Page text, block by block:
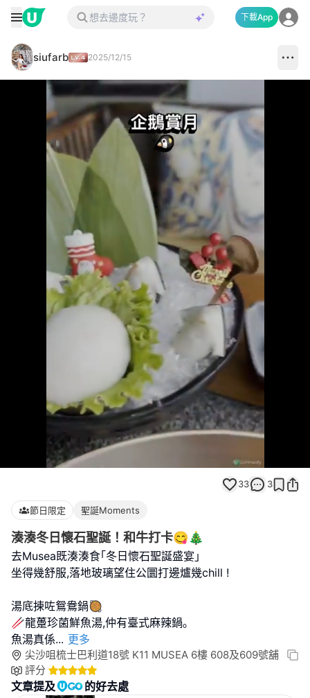
下載App
siufarb 2025/12/15
100.00%
33 3
節日限定 聖誕Moments
湊湊冬日懷石聖誕！和牛打卡😋🎄
去Musea既湊湊食｢冬日懷石聖誕盛宴｣
坐得幾舒服,落地玻璃望住公圜打邊爐幾chill !
湯底揀咗鴛鴦鍋🥘
🥢龍躉珍菌鮮魚湯,仲有臺式麻辣鍋｡
魚湯真係... 更多
尖沙咀梳士巴利道18號 K11 MUSEA 6樓 608及609號舖
評分
文章提及 的好去處